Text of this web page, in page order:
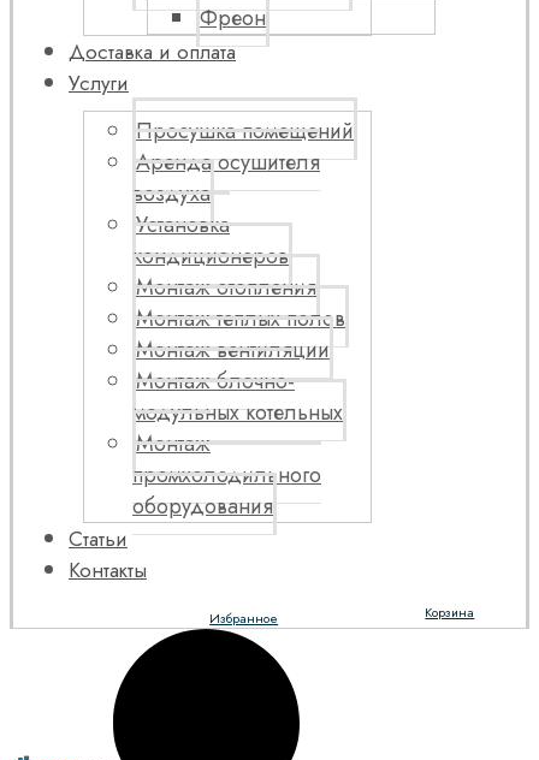
Фреон
Доставка и оплата
Услуги
Просушка помещений
Аренда осушителя
воздуха
Установка
кондиционеров
Монтаж отопления
Монтаж теплых полов
Монтаж вентиляции
Монтаж блочно-
модульных котельных
Монтаж
промхолодильного
оборудования
Статьи
Контакты
Корзина
Избранное